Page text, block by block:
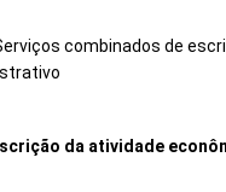
combinados de
da atividade